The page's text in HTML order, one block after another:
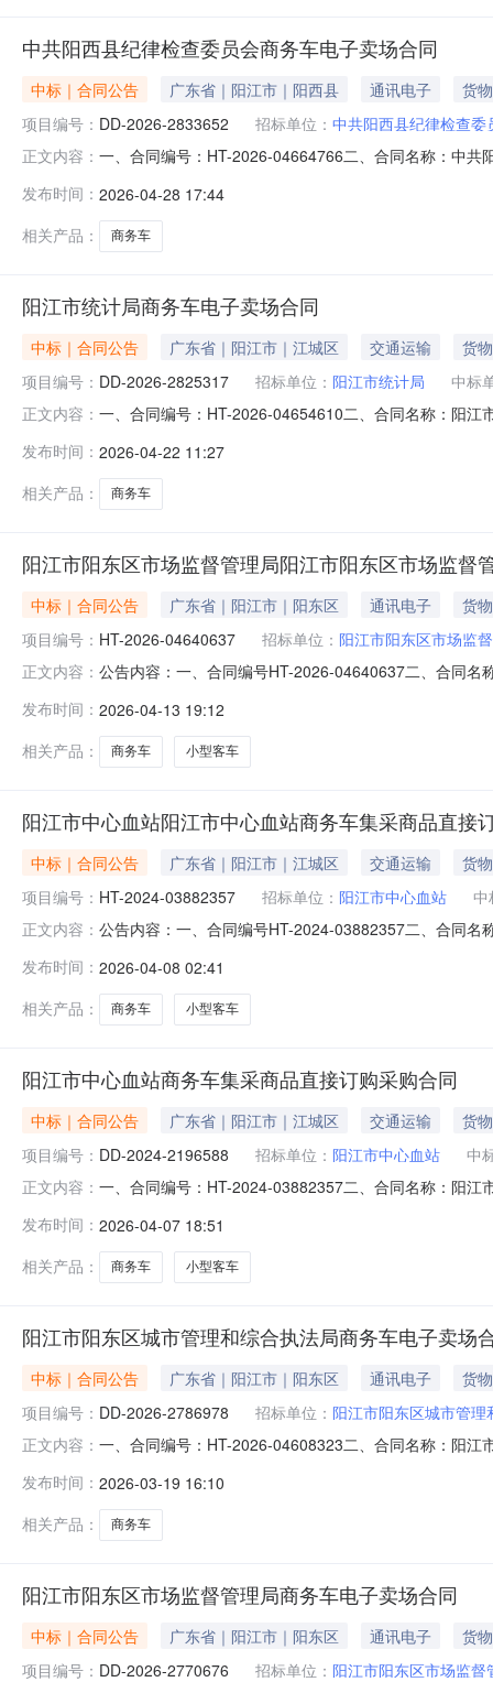
中共阳西县纪律检查委员会商务车电子卖场合同
中标｜合同公告 广东省｜阳江市｜阳西县 通讯电子
货物
项目编号： DD-2026-2833652 招标单位： 中共阳西县纪律检查委
正文内容： 一、合同编号：HT-2026-04664766二、合同名称：中
商贸长佳汽车销售有限公司阳江市分公司地址：江列街
发布时间： 2026-04-28 17:44
相关产品：
商务车
阳江市统计局商务车电子卖场合同
中标｜合同公告 广东省｜阳江市｜江城区 交通运输
货物
项目编号： DD-2026-2825317 招标单位： 阳江市统计局
中标
正文内容： 一、合同编号：HT-2026-04654610二、合同名称：阳
联系方式：15875169703六、合同主要信息主要标的名
发布时间： 2026-04-22 11:27
相关产品：
商务车
阳江市阳东区市场监督管理局阳江市阳东区市场监督
中标｜合同公告 广东省｜阳江市｜阳东区 通讯电子
货物
项目编号： HT-2026-04640637 招标单位： 阳江市阳东区市场监
正文内容： 公告内容：一、合同编号HT-2026-04640637二、合同
售有限公司阳江市分公司地址：江列街道联系方式：
发布时间： 2026-04-13 19:12
相关产品：
商务车 小型客车
阳江市中心血站阳江市中心血站商务车集采商品直接
中标｜合同公告 广东省｜阳江市｜江城区 交通运输
货物
项目编号： HT-2024-03882357 招标单位： 阳江市中心血站
中
正文内容： 公告内容：一、合同编号HT-2024-03882357二、合同
司地址：江列街道联系方式：15875169703六、合同主
发布时间： 2026-04-08 02:41
相关产品：
商务车 小型客车
阳江市中心血站商务车集采商品直接订购采购合同
中标｜合同公告 广东省｜阳江市｜江城区 交通运输
货物
项目编号： DD-2024-2196588 招标单位： 阳江市中心血站
中
正文内容： 一、合同编号：HT-2024-03882357二、合同名称：阳
分公司地址：江列街道联系方式：15875169703六、合
发布时间： 2026-04-07 18:51
相关产品：
商务车 小型客车
阳江市阳东区城市管理和综合执法局商务车电子卖场
中标｜合同公告 广东省｜阳江市｜阳东区 通讯电子
货物
项目编号： DD-2026-2786978 招标单位： 阳江市阳东区城市管理
正文内容： 一、合同编号：HT-2026-04608323二、合同名称：阳
广汽商贸长佳汽车销售有限公司阳江市分公司地址：江
发布时间： 2026-03-19 16:10
相关产品：
商务车
阳江市阳东区市场监督管理局商务车电子卖场合同
中标｜合同公告 广东省｜阳江市｜阳东区 通讯电子
货物
项目编号： DD-2026-2770676 招标单位： 阳江市阳东区市场监督